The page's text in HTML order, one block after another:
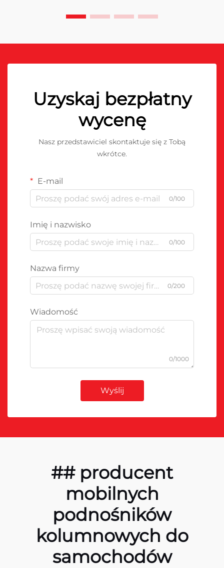
Uzyskaj bezpłatny
wycenę
Nasz przedstawiciel skontaktuje się z Tobą
wkrótce.
E-mail
0/100
Imię i nazwisko
0/100
Nazwa firmy
0/200
Wiadomość
0/1000
Wyślij
## producent
mobilnych
podnośników
kolumnowych do
samochodów